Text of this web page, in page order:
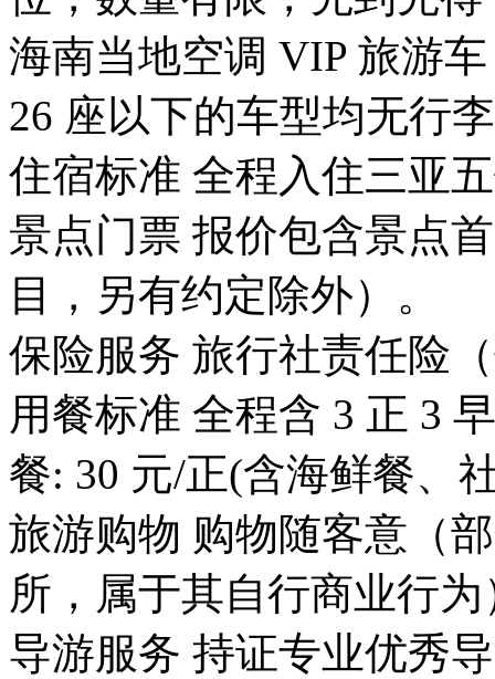
海南当地空调 VIP 旅游
26 座以下的车型均无行
住宿标准 全程入住三亚
景点门票 报价包含景点
目，另有约定除外）。
保险服务 旅行社责任险
用餐标准 全程含 3 正 3
餐: 30 元/正(含海鲜餐、
旅游购物 购物随客意（
所，属于其自行商业行为
导游服务 持证专业优秀